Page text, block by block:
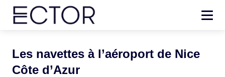
Les navettes à l’aéroport de Nice
Côte d’Azur